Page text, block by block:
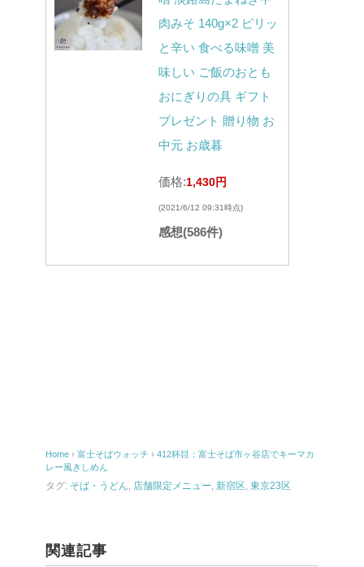
肉みそ 140g×2 ピリッ
と辛い 食べる味噌 美
味しい ご飯のおとも
おにぎりの具 ギフト
プレゼント 贈り物 お
中元 お歳暮
価格:1,430円
(2021/6/12 09:31時点)
感想(586件)
Home › 富士そばウォッチ › 412杯目：富士そば市ヶ谷店でキーマカ
レー風きしめん
タグ: そば・うどん, 店舗限定メニュー, 新宿区, 東京23区
関連記事